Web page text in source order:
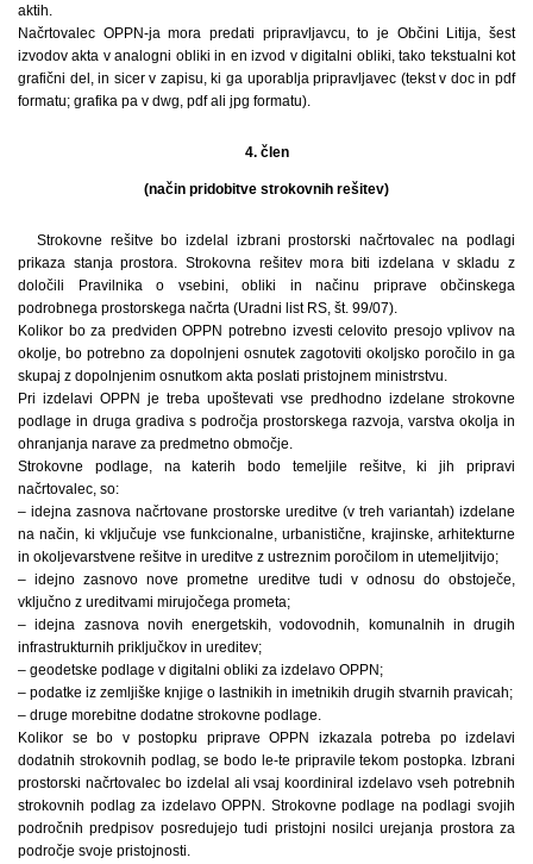
aktih.
Načrtovalec OPPN-ja mora predati pripravljavcu, to je Občini Litija, šest
izvodov akta v analogni obliki in en izvod v digitalni obliki, tako tekstualni kot
grafični del, in sicer v zapisu, ki ga uporablja pripravljavec (tekst v doc in pdf
formatu; grafika pa v dwg, pdf ali jpg formatu).
4. člen
(način pridobitve strokovnih rešitev)
Strokovne rešitve bo izdelal izbrani prostorski načrtovalec na podlagi
prikaza stanja prostora. Strokovna rešitev mora biti izdelana v skladu z
določili Pravilnika o vsebini, obliki in načinu priprave občinskega
podrobnega prostorskega načrta (Uradni list RS, št. 99/07).
Kolikor bo za predviden OPPN potrebno izvesti celovito presojo vplivov na
okolje, bo potrebno za dopolnjeni osnutek zagotoviti okoljsko poročilo in ga
skupaj z dopolnjenim osnutkom akta poslati pristojnem ministrstvu.
Pri izdelavi OPPN je treba upoštevati vse predhodno izdelane strokovne
podlage in druga gradiva s področja prostorskega razvoja, varstva okolja in
ohranjanja narave za predmetno območje.
Strokovne podlage, na katerih bodo temeljile rešitve, ki jih pripravi
načrtovalec, so:
– idejna zasnova načrtovane prostorske ureditve (v treh variantah) izdelane
na način, ki vključuje vse funkcionalne, urbanistične, krajinske, arhitekturne
in okoljevarstvene rešitve in ureditve z ustreznim poročilom in utemeljitvijo;
– idejno zasnovo nove prometne ureditve tudi v odnosu do obstoječe,
vključno z ureditvami mirujočega prometa;
– idejna zasnova novih energetskih, vodovodnih, komunalnih in drugih
infrastrukturnih priključkov in ureditev;
– geodetske podlage v digitalni obliki za izdelavo OPPN;
– podatke iz zemljiške knjige o lastnikih in imetnikih drugih stvarnih pravicah;
– druge morebitne dodatne strokovne podlage.
Kolikor se bo v postopku priprave OPPN izkazala potreba po izdelavi
dodatnih strokovnih podlag, se bodo le-te pripravile tekom postopka. Izbrani
prostorski načrtovalec bo izdelal ali vsaj koordiniral izdelavo vseh potrebnih
strokovnih podlag za izdelavo OPPN. Strokovne podlage na podlagi svojih
področnih predpisov posredujejo tudi pristojni nosilci urejanja prostora za
področje svoje pristojnosti.